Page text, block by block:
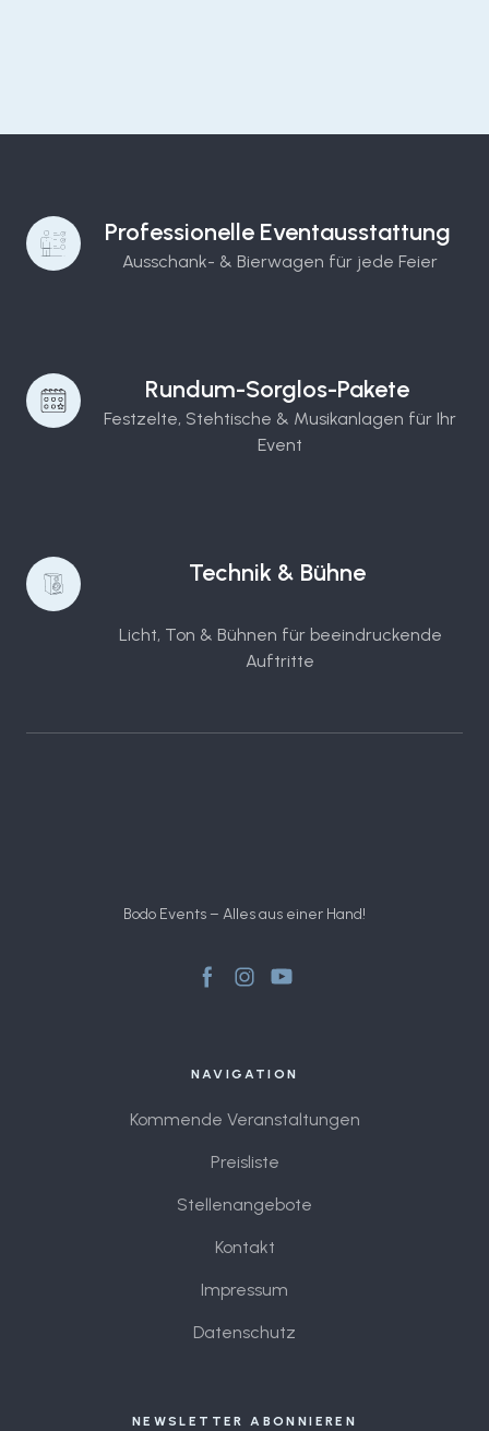
Professionelle Eventausstattung
Ausschank- & Bierwagen für jede Feier
Rundum-Sorglos-Pakete
Festzelte, Stehtische & Musikanlagen für Ihr
Event
Technik & Bühne
Licht, Ton & Bühnen für beeindruckende
Auftritte
Bodo Events – Alles aus einer Hand!
NAVIGATION
Kommende Veranstaltungen
Preisliste
Stellenangebote
Kontakt
Impressum
Datenschutz
NEWSLETTER ABONNIEREN